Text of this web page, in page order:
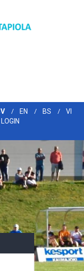
LOGIN
EN BS VI